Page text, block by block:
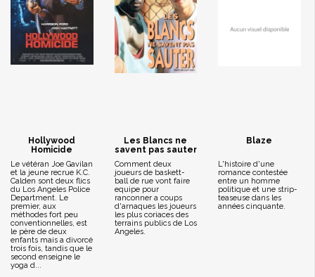
Hollywood
Homicide
Le vétéran Joe Gavilan
et la jeune recrue K.C.
Calden sont deux flics
du Los Angeles Police
Department. Le
premier, aux
méthodes fort peu
conventionnelles, est
le père de deux
enfants mais a divorcé
trois fois, tandis que le
second enseigne le
yoga d...
Les Blancs ne
savent pas sauter
Comment deux
joueurs de baskett-
ball de rue vont faire
equipe pour
ranconner a coups
d'arnaques les joueurs
les plus coriaces des
terrains publics de Los
Angeles.
Blaze
L'histoire d'une
romance contestée
entre un homme
politique et une strip-
teaseuse dans les
années cinquante.